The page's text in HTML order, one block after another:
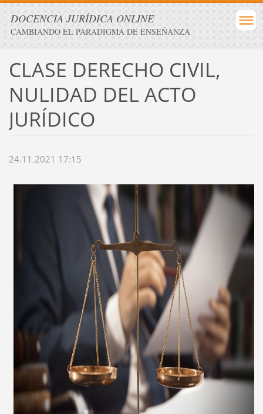
DOCENCIA JURÍDICA ONLINE
CAMBIANDO EL PARADIGMA DE ENSEÑANZA
CLASE DERECHO CIVIL,
NULIDAD DEL ACTO
JURÍDICO
24.11.2021 17:15